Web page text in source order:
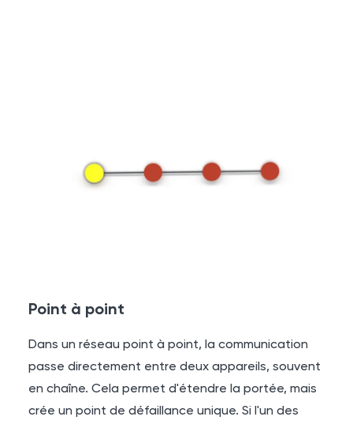
Point à point
Dans un réseau point à point, la communication
passe directement entre deux appareils, souvent
en chaîne. Cela permet d'étendre la portée, mais
crée un point de défaillance unique. Si l'un des